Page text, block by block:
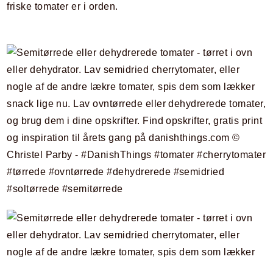
friske tomater er i orden.